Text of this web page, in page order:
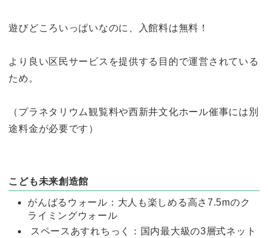
遊びどころいっぱいなのに、入館料は無料！
より良い区民サービスを提供する目的で運営されている
ため。
（プラネタリウム観覧料や西新井文化ホール催事には別
途料金が必要です）
こども未来創造館
がんばるウォール：大人も楽しめる高さ7.5mのク
ライミングウォール
スペースあすれちっく：国内最大級の3層式ネット